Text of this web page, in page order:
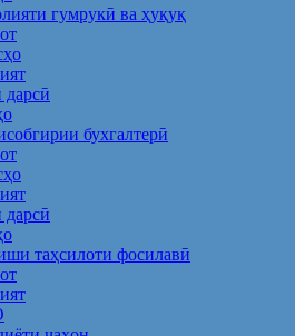
гумрукӣ ва ҳуқуқ
дарсӣ
бухгалтерӣ
дарсӣ
таҳсилоти фосилавӣ